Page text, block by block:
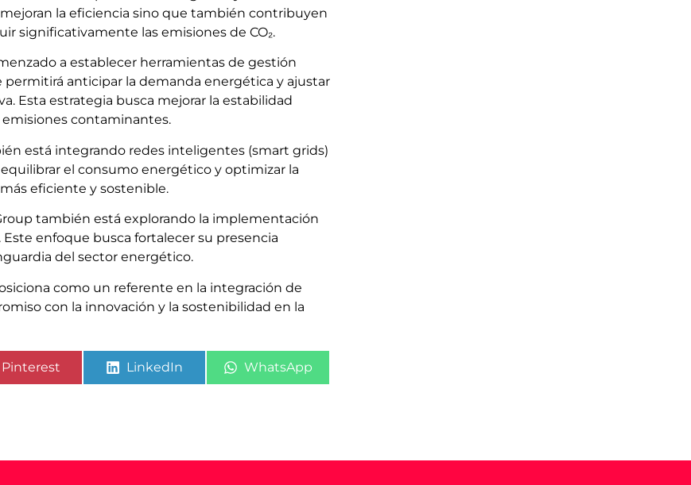
la eficiencia sino que también contribuyen
significativamente las emisiones de CO₂.
a establecer herramientas de gestión
anticipar la demanda energética y ajustar
Esta estrategia busca mejorar la estabilidad
contaminantes.
está integrando redes inteligentes (smart grids)
el consumo energético y optimizar la
eficiente y sostenible.
también está explorando la implementación
enfoque busca fortalecer su presencia
del sector energético.
como un referente en la integración de
con la innovación y la sostenibilidad en la
Pinterest LinkedIn WhatsApp